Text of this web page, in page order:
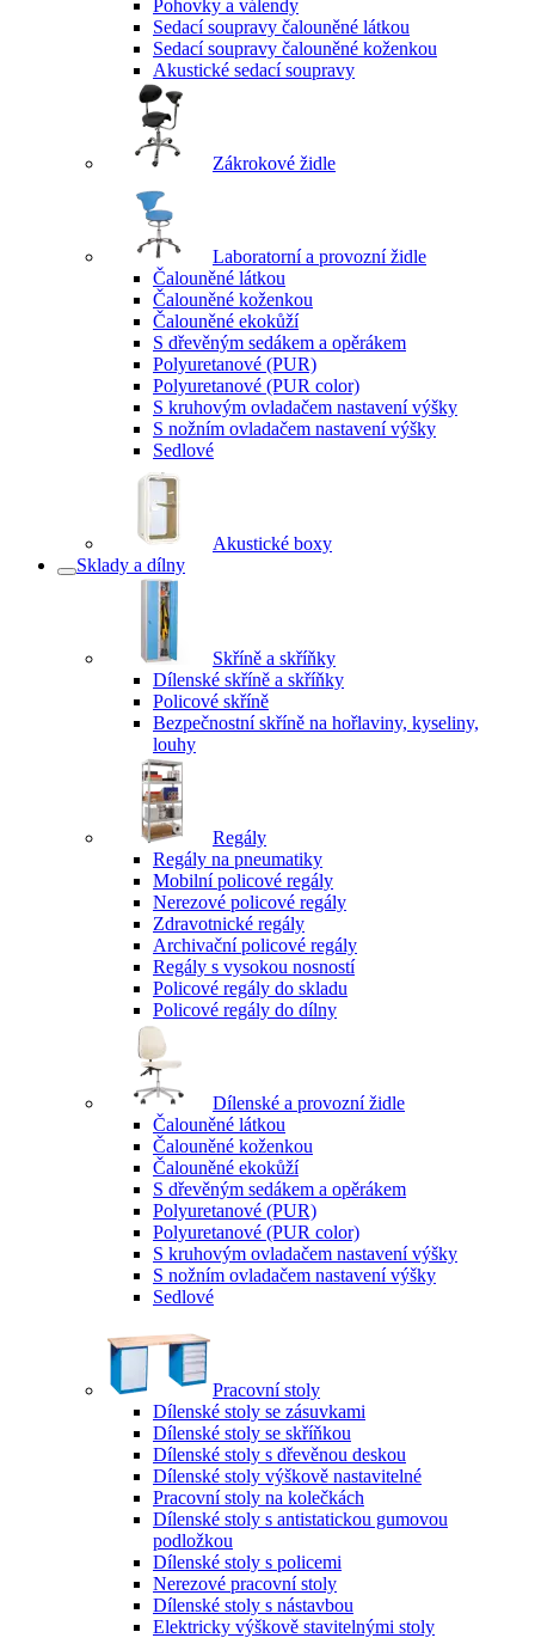
Pohovky a válendy
Sedací soupravy čalouněné látkou
Sedací soupravy čalouněné koženkou
Akustické sedací soupravy
Zákrokové židle
Laboratorní a provozní židle
Čalouněné látkou
Čalouněné koženkou
Čalouněné ekokůží
S dřevěným sedákem a opěrákem
Polyuretanové (PUR)
Polyuretanové (PUR color)
S kruhovým ovladačem nastavení výšky
S nožním ovladačem nastavení výšky
Sedlové
Akustické boxy
Sklady a dílny
Skříně a skříňky
Dílenské skříně a skříňky
Policové skříně
Bezpečnostní skříně na hořlaviny, kyseliny,
louhy
Regály
Regály na pneumatiky
Mobilní policové regály
Nerezové policové regály
Zdravotnické regály
Archivační policové regály
Regály s vysokou nosností
Policové regály do skladu
Policové regály do dílny
Dílenské a provozní židle
Čalouněné látkou
Čalouněné koženkou
Čalouněné ekokůží
S dřevěným sedákem a opěrákem
Polyuretanové (PUR)
Polyuretanové (PUR color)
S kruhovým ovladačem nastavení výšky
S nožním ovladačem nastavení výšky
Sedlové
Pracovní stoly
Dílenské stoly se zásuvkami
Dílenské stoly se skříňkou
Dílenské stoly s dřevěnou deskou
Dílenské stoly výškově nastavitelné
Pracovní stoly na kolečkách
Dílenské stoly s antistatickou gumovou
podložkou
Dílenské stoly s policemi
Nerezové pracovní stoly
Dílenské stoly s nástavbou
Elektricky výškově stavitelnými stoly